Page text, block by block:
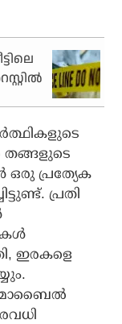
തങ്ങളുടെ
ഒരു പ്രത്യേക
പ്രതി
ഇരകളെ
മൊബൈൽ